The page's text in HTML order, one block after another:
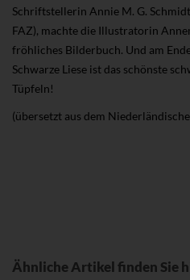
Schriftstellerin Annie M. G.
FAZ), machte die Illustratorin
fröhliches Bilderbuch. Und am
Schwarze Liese ist das schönste
Tüpfeln!
(übersetzt aus dem
Ähnliche Artikel finden Sie